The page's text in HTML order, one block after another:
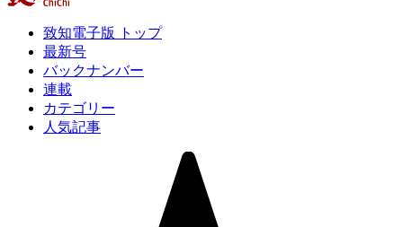
致知電子版 トップ
最新号
バックナンバー
連載
カテゴリー
人気記事